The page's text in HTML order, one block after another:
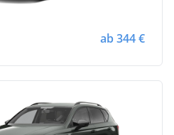
ab 344 €